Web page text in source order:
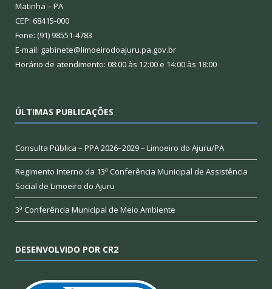
Matinha – PA
CEP: 68415-000
Fone: (91) 98551-4783
E-mail: gabinete@limoeirodoajuru.pa.gov.br
Horário de atendimento: 08:00 às 12:00 e 14:00 às 18:00
ÚLTIMAS PUBLICAÇÕES
Consulta Pública – PPA 2026–2029 – Limoeiro do Ajuru/PA
Regimento Interno da 13ª Conferência Municipal de Assistência
Social de Limoeiro do Ajuru
3ª Conferência Municipal de Meio Ambiente
DESENVOLVIDO POR CR2